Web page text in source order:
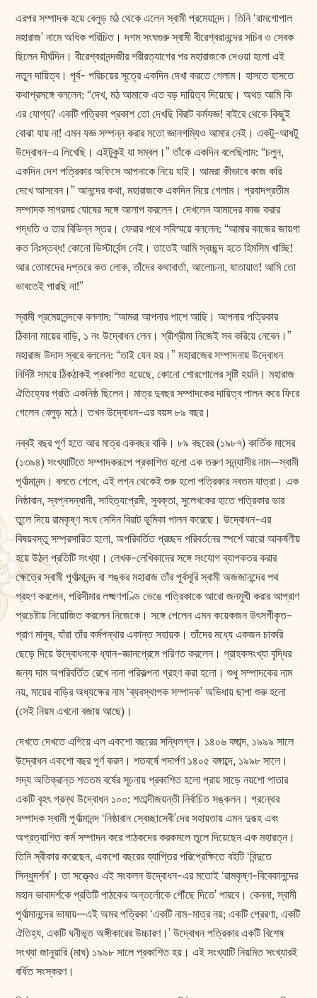
এরপর সম্পাদক হয়ে বেলুড় মঠ থেকে এলেন স্বামী প্রমেয়ানন্দ। তিনি ‘রামগোপাল
মহারাজ’ নামে অধিক পরিচিত। দশম সংঘগুরু স্বামী বীরেশ্বরানন্দের সচিব ও সেবক
ছিলেন দীর্ঘদিন। বীরেশ্বরানন্দজীর শরীরত্যাগের পর মহারাজকে দেওয়া হলো এই
নতুন দায়িত্ব। পূর্ব- পরিচয়ের সূত্রে একদিন দেখা করতে গেলাম। হাসতে হাসতে
কথাপ্রসঙ্গে বললেন: “দেখ, মঠ আমাকে এত বড় দায়িত্ব দিয়েছে। অথচ আমি কি
এর যোগ্য? একটি পত্রিকা প্রকাশ তো দেখছি বিরাট কর্মযজ্ঞ! বাইরে থেকে কিছুই
বোঝা যায় না! এমন যজ্ঞ সম্পন্ন করার মতো জ্ঞানগম্যিও আমার নেই। একটু-আধটু
উদ্বোধন-এ লিখেছি। এইটুকুই যা সম্বল।” তাঁকে একদিন বলেছিলাম: “চলুন,
একদিন দেশ পত্রিকার অফিসে আপনাকে নিয়ে যাই। আমরা কীভাবে কাজ করি
দেখে আসবেন।” আনন্দের কথা, মহারাজকে একদিন নিয়ে গেলাম। প্রবাদপ্রতীম
সম্পাদক সাগরময় ঘোষের সঙ্গে আলাপ করলেন। দেখলেন আমাদের কাজ করার
পদ্ধতি ও তার বিভিন্ন স্তর। ফেরার পথে সবিস্ময়ে বললেন: “আমার কাজের জায়গা
কত নিঃস্তব্ধ! কোনো ডিস্টার্বেন্স নেই। তাতেই আমি স্বচ্ছন্দ হতে হিমসিম খাচ্ছি!
আর তোমাদের দপ্তরে কত লোক, তাঁদের কথাবার্তা, আলোচনা, যাতায়াত! আমি তো
ভাবতেই পারছি না!”
স্বামী প্রমেয়ানন্দকে বললাম: “আমরা আপনার পাশে আছি। আপনার পত্রিকার
ঠিকানা মায়ের বাড়ি, ১ নং উদ্বোধন লেন। শ্রীশ্রীমা নিজেই সব করিয়ে নেবেন।”
মহারাজ উদাস স্বরে বললেন: “তাই যেন হয়।” মহারাজের সম্পাদনায় উদ্বোধন
নির্দিষ্ট সময়ে ঠিকঠাকই প্রকাশিত হয়েছে, কোনো শোরগোলের সৃষ্টি হয়নি। মহারাজ
ঐতিহ্যের প্রতি একনিষ্ঠ ছিলেন। মাত্র দুবছর সম্পাদকের দায়িত্ব পালন করে ফিরে
গেলেন বেলুড় মঠে। তখন উদ্বোধন-এর বয়স ৮৯ বছর।
নব্বই বছর পূর্ণ হতে আর মাত্র একবছর বাকি। ৮৯ বছরের (১৯৮৭) কার্তিক মাসের
(১৩৯৪) সংখ্যাটিতে সম্পাদকরূপে প্রকাশিত হলো এক তরুণ সন্ন্যাসীর নাম—স্বামী
পূর্ণাত্মানন্দ। বলতে গেলে, এই লগ্ন থেকেই শুরু হলো পত্রিকার নবতম যাত্রা। এক
নিষ্ঠাবান, স্বপ্নসন্ধানী, সাহিত্যপ্রেমী, সুবক্তা, সুলেখকের হাতে পত্রিকার ভার
তুলে দিয়ে রামকৃষ্ণ সংঘ সেদিন বিরাট ভূমিকা পালন করেছে। উদ্বোধন-এর
বিষয়বস্তু সম্প্রসারিত হলো, অপরিবর্তিত প্রচ্ছদ পরিবর্তনের স্পর্শে আরো আকর্ষণীয়
হয়ে উঠল প্রতিটি সংখ্যা। লেখক-লেখিকাদের সঙ্গে সংযোগ ব্যাপকতর করার
ক্ষেত্রে স্বামী পূর্ণাত্মানন্দ বা শঙ্কর মহারাজ তাঁর পূর্বসূরি স্বামী অজজানন্দের পথ
গ্রহণ করলেন, পরিসীমার লক্ষ্মণগণ্ডি ভেঙে পত্রিকাকে আরো জনমুখী করার আপ্রাণ
প্রচেষ্টায় নিয়োজিত করলেন নিজেকে। সঙ্গে পেলেন এমন কয়েকজন উৎসর্গীকৃত-
প্রাণ মানুষ, যাঁরা তাঁর কর্মপন্থার একান্ত সহায়ক। তাঁদের মধ্যে একজন চাকরি
ছেড়ে দিয়ে উদ্বোধনকে ধ্যান-জ্ঞানপ্রেমে পরিণত করলেন। গ্রাহকসংখ্যা বৃদ্ধির
জন্য দাম অপরিবর্তিত রেখে নানা পরিকল্পনা গ্রহণ করা হলো। শুধু সম্পাদকের নাম
নয়, মায়ের বাড়ির অধ্যক্ষের নাম ‘ব্যবস্থাপক সম্পাদক’ অভিধায় ছাপা শুরু হলো
(সেই নিয়ম এখনো বজায় আছে)।
দেখতে দেখতে এগিয়ে এল একশো বছরের সন্ধিলগ্ন। ১৪০৬ বঙ্গাব্দ, ১৯৯৯ সালে
উদ্বোধন একশো বছর পূর্ণ করল। শতবর্ষে পদার্পণ ১৪০৫ বঙ্গাব্দে, ১৯৯৮ সালে।
সদ্য অতিক্রান্ত শততম বর্ষের সূচনায় প্রকাশিত হলো প্রায় সাড়ে নয়শো পাতার
একটি বৃহৎ গ্রন্থ উদ্বোধন ১০০: শতাব্দীজয়ন্তী নির্বাচিত সঙ্কলন। গ্রন্থের
সম্পাদক স্বামী পূর্ণাত্মানন্দ ‘নিষ্ঠাবান স্বেচ্ছাসেবী’দের সহায়তায় এমন দুরূহ এবং
অপ্রত্যাশিত কর্ম সম্পাদন করে পাঠকদের করকমলে তুলে দিয়েছেন এক মহারত্ন।
তিনি স্বীকার করেছেন, একশো বছরের ব্যাপ্তির পরিপ্রেক্ষিতে বইটি ‘বিন্দুতে
সিন্ধুদর্শন’। তা সত্ত্বেও এই সংকলন উদ্বোধন-এর মতোই ‘রামকৃষ্ণ-বিবেকানন্দের
মহান ভাবাদর্শকে প্রতিটি পাঠকের অন্তর্লোকে পৌঁছে দিতে’ পারবে। কেননা, স্বামী
পূর্ণাত্মানন্দের ভাষায়—এই অমর পত্রিকা ‘একটি নাম-মাত্র নয়; একটি প্রেরণা, একটি
ঐতিহ্য, একটি ঘনীভূত অঙ্গীকারের উচ্চারণ।’ উদ্বোধন পত্রিকার একটি বিশেষ
সংখ্যা জানুয়ারি (মাঘ) ১৯৯৮ সালে প্রকাশিত হয়। এই সংখ্যাটি নিয়মিত সংখ্যারই
বর্ধিত সংস্করণ।